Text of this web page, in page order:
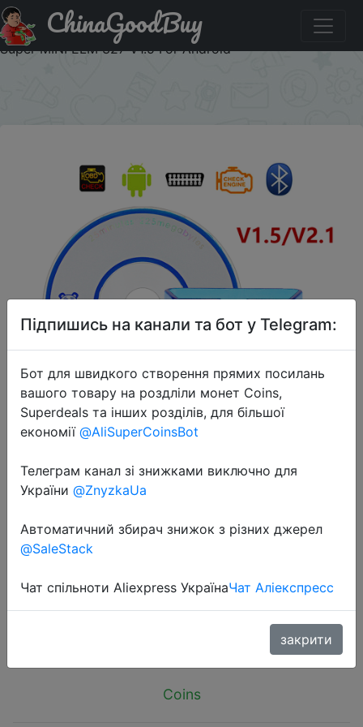
Придбати по знижці Bluetooth 5.1 ELM327 V2.1 Auto
OBD2 Scanner Car Diagnostic Tool Code Reader Tool
Super MINI ELM 327 V1.5 For Android
ChinaGoodBuy
2025-02-03
Bluetooth 5.1 ELM327 V2.1 Auto
OBD2 Scanner Car Diagnostic Tool
Code Reader Tool Super MINI ELM
Coins
Підпишись на канали та бот у Telegram:
Бот для швидкого створення прямих посилань
вашого товару на роздліли монет Coins,
Superdeals та інших розділів, для більшої
економії @AliSuperCoinsBot
Телеграм канал зі знижками виключно для
України @ZnyzkaUa
Автоматичний збирач знижок з різних джерел
@SaleStack
Чат спільноти Aliexpress УкраїнаЧат Аліекспресс
закрити